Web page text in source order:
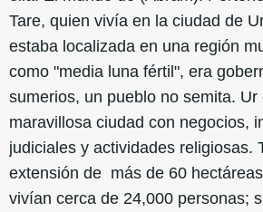
Tare, quien vivía en la ciudad de
estaba localizada en una región
como "media luna fértil", era
sumerios, un pueblo no semita. Ur
maravillosa ciudad con negocios,
judiciales y actividades religiosas.
extensión de más de 60
vivían cerca de 24,000 personas;